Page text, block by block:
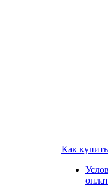
Как купить